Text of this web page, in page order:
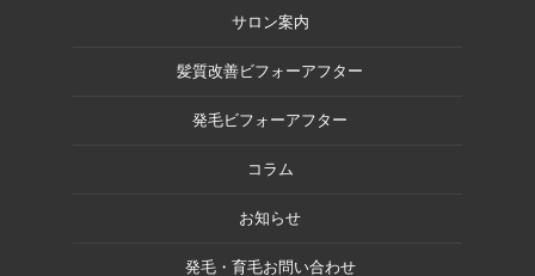
サロン案内
髪質改善ビフォーアフター
発毛ビフォーアフター
コラム
お知らせ
発毛・育毛お問い合わせ